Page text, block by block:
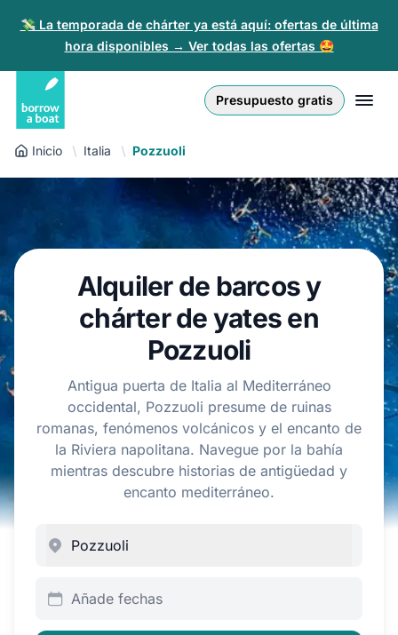
💸 La temporada de chárter ya está aquí: ofertas de última
hora disponibles → Ver todas las ofertas 🤩
Presupuesto gratis
Iniciar sesión
Regístrate
Para partners
EUR
Złoty
English (UK)
Nederlands
Español
Français
Polski
Inicio Italia Pozzuoli
Alquiler de barcos y
chárter de yates en
Pozzuoli
Antigua puerta de Italia al Mediterráneo
occidental, Pozzuoli presume de ruinas
romanas, fenómenos volcánicos y el encanto de
la Riviera napolitana. Navegue por la bahía
mientras descubre historias de antigüedad y
encanto mediterráneo.
Añade fechas